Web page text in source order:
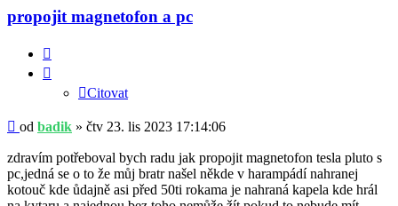
propojit magnetofon a pc
Citovat
Příspěvek
od badik » čtv 23. lis 2023 17:14:06
zdravím potřeboval bych radu jak propojit magnetofon tesla pluto s
pc,jedná se o to že můj bratr našel někde v harampádí nahranej
kotouč kde ůdajně asi před 50ti rokama je nahraná kapela kde hrál